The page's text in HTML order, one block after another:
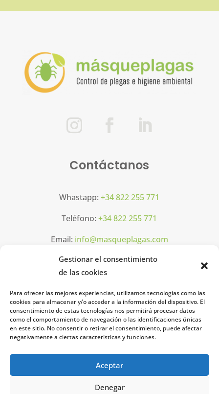
Gestionar el consentimiento
de las cookies
Para ofrecer las mejores experiencias, utilizamos tecnologías como las
cookies para almacenar y/o acceder a la información del dispositivo. El
consentimiento de estas tecnologías nos permitirá procesar datos
como el comportamiento de navegación o las identificaciones únicas
en este sitio. No consentir o retirar el consentimiento, puede afectar
negativamente a ciertas características y funciones.
Aceptar
Denegar
Contáctanos
Whastapp:+34 822 255 771
Teléfono:+34 822 255 771
Email: info@masqueplagas.com
Horarios
Lun-Vier: 08h00 16h00
Legal
Política de privacidad